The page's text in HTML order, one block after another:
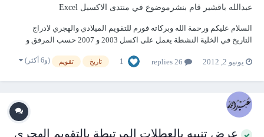
عبدالله باقشير قام بنشرموضوع في منتدى الاكسيل Excel
السلام عليكم ورحمة الله وبركاته فورم للتقويم الميلادي والهجري لادراج
التاريخ في الخلية النشطة يعمل على اكسل 2003 و 2007 حسب المرفق و
================================== تستطيع نقل الفورم الى اي
يونيو 2, 2012 1 تاريخ تقويم (و6 أكثر)
عرض تنبيه بالعطلات المرتبطة بالتقويم الهجري